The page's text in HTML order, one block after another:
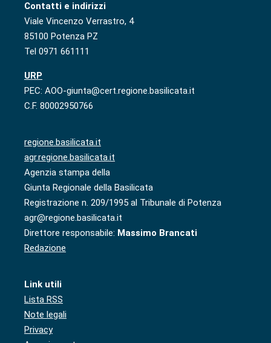
Contatti e indirizzi
Viale Vincenzo Verrastro, 4
85100 Potenza PZ
Tel 0971 661111
URP
PEC: AOO-giunta@cert.regione.basilicata.it
C.F. 80002950766
regione.basilicata.it
agr.regione.basilicata.it
Agenzia stampa della
Giunta Regionale della Basilicata
Registrazione n. 209/1995 al Tribunale di Potenza
agr@regione.basilicata.it
Direttore responsabile: Massimo Brancati
Redazione
Link utili
Lista RSS
Note legali
Privacy